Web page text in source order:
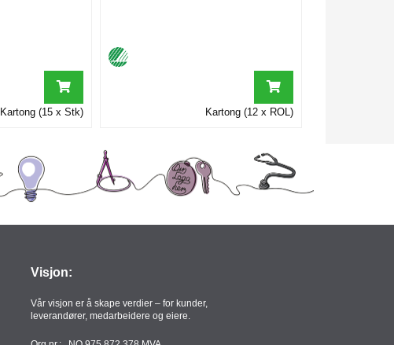
Kartong (15 x Stk) Kartong (12 x ROL)
Visjon:
Vår visjon er å skape verdier – for kunder,
leverandører, medarbeidere og eiere.